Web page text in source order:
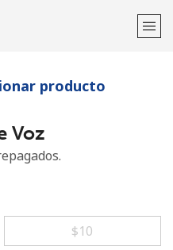
Inicia sesión →
producto
Voz
⁦$10⁩